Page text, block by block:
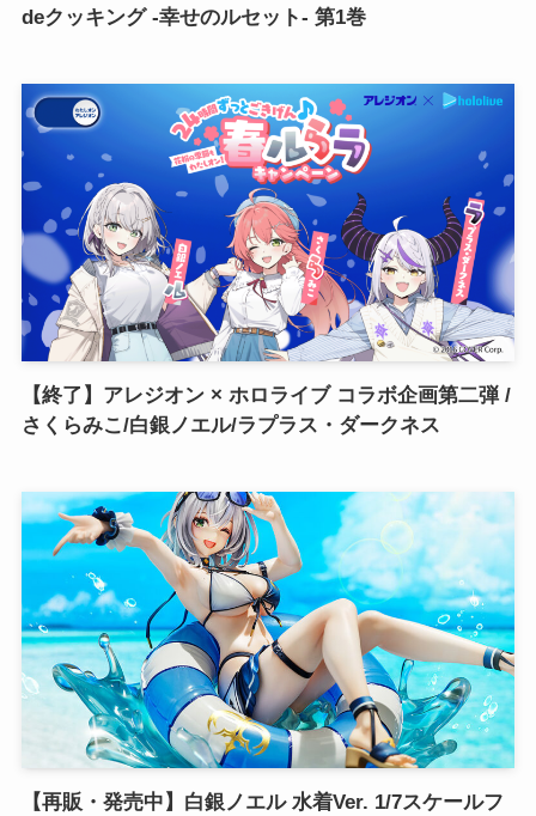
deクッキング -幸せのルセット- 第1巻
【終了】アレジオン × ホロライブ コラボ企画第二弾 /
さくらみこ/白銀ノエル/ラプラス・ダークネス
【再販・発売中】白銀ノエル 水着Ver. 1/7スケールフ